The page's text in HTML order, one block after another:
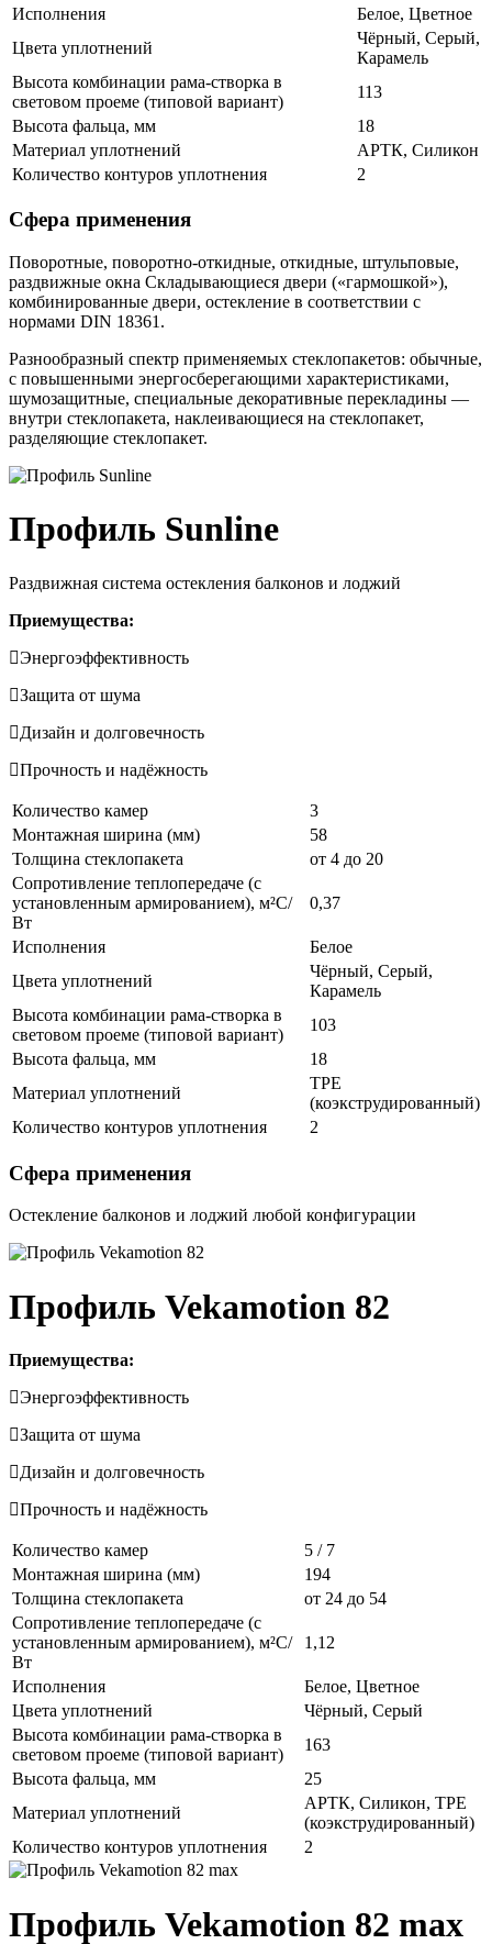
Исполнения
Белое, Цветное
Цвета уплотнений
Чёрный, Серый,
Карамель
Высота комбинации рама-створка в
световом проеме (типовой вариант)
113
Высота фальца, мм
18
Материал уплотнений
АРТК, Силикон
Количество контуров уплотнения
2
Сфера применения
Поворотные, поворотно-откидные, откидные, штульповые,
раздвижные окна Складывающиеся двери («гармошкой»),
комбинированные двери, остекление в соответствии с
нормами DIN 18361.
Разнообразный спектр применяемых стеклопакетов: обычные,
с повышенными энергосберегающими характеристиками,
шумозащитные, специальные декоративные перекладины —
внутри стеклопакета, наклеивающиеся на стеклопакет,
разделяющие стеклопакет.
Профиль Sunline
Раздвижная система остекления балконов и лоджий
Приемущества:
Энергоэффективность
Защита от шума
Дизайн и долговечность
Прочность и надёжность
Количество камер
3
Монтажная ширина (мм)
58
Толщина стеклопакета
от 4 до 20
Сопротивление теплопередаче (с
установленным армированием), м²С/
Вт
0,37
Исполнения
Белое
Цвета уплотнений
Чёрный, Серый,
Карамель
Высота комбинации рама-створка в
световом проеме (типовой вариант)
103
Высота фальца, мм
18
Материал уплотнений
ТРЕ
(коэкструдированный)
Количество контуров уплотнения
2
Сфера применения
Остекление балконов и лоджий любой конфигурации
Профиль Vekamotion 82
Приемущества:
Энергоэффективность
Защита от шума
Дизайн и долговечность
Прочность и надёжность
Количество камер
5 / 7
Монтажная ширина (мм)
194
Толщина стеклопакета
от 24 до 54
Сопротивление теплопередаче (с
установленным армированием), м²С/
Вт
1,12
Исполнения
Белое, Цветное
Цвета уплотнений
Чёрный, Серый
Высота комбинации рама-створка в
световом проеме (типовой вариант)
163
Высота фальца, мм
25
Материал уплотнений
АРТК, Силикон, ТРЕ
(коэкструдированный)
Количество контуров уплотнения
2
Профиль Vekamotion 82 max